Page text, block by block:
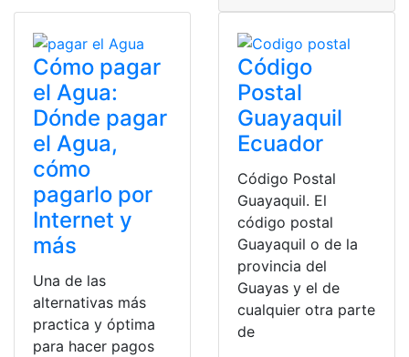
Cómo pagar
el Agua:
Dónde pagar
el Agua,
cómo
pagarlo por
Internet y
más
Una de las
alternativas más
practica y óptima
para hacer pagos
Código
Postal
Guayaquil
Ecuador
Código Postal
Guayaquil. El
código postal
Guayaquil o de la
provincia del
Guayas y el de
cualquier otra parte
de